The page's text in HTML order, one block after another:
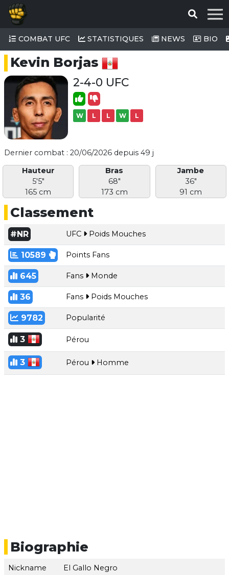
COMBAT UFC STATISTIQUES NEWS BIO
Kevin Borjas
2-4-0 UFC
W L L W L
Dernier combat : 20/06/2026 depuis 49 j
Hauteur
5'5"
165 cm
Bras
68"
173 cm
Jambe
36"
91 cm
Classement
#NR UFC Poids Mouches
10589 Points Fans
645 Fans Monde
36 Fans Poids Mouches
9782 Popularité
3 Pérou
3 Pérou Homme
Biographie
Nickname El Gallo Negro